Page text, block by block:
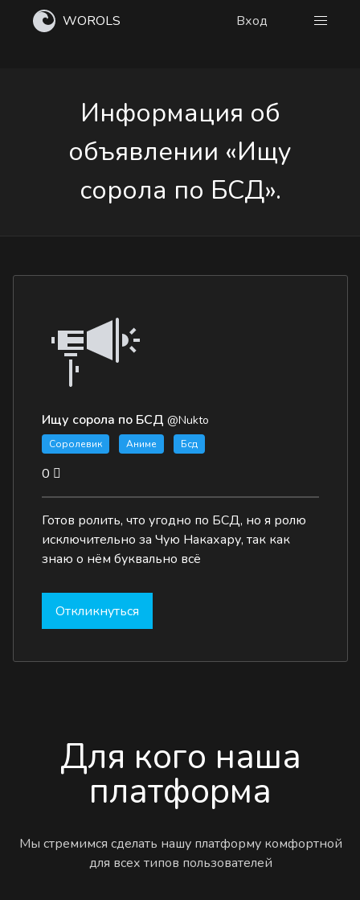
WOROLS Вход
Информация об
объявлении «Ищу
сорола по БСД».
Ищу сорола по БСД @Nukto
Соролевик Аниме Бсд
0
Готов ролить, что угодно по БСД, но я ролю
исключительно за Чую Накахару, так как
знаю о нём буквально всё
Откликнуться
Для кого наша
платформа
Мы стремимся сделать нашу платформу комфортной
для всех типов пользователей